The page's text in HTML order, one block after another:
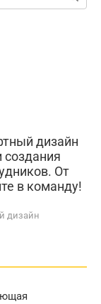
дизайн
От
в команду!
дизайн